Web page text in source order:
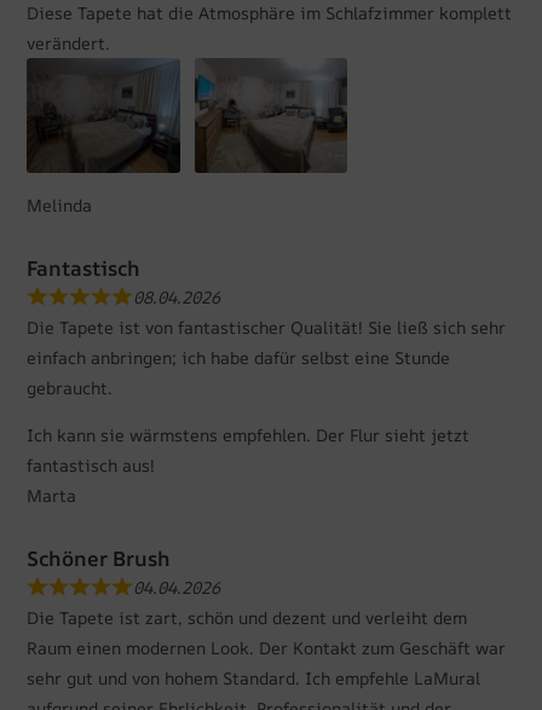
Diese Tapete hat die Atmosphäre im Schlafzimmer komplett
verändert.
Melinda
Fantastisch
08.04.2026
Die Tapete ist von fantastischer Qualität! Sie ließ sich sehr
einfach anbringen; ich habe dafür selbst eine Stunde
gebraucht.
Ich kann sie wärmstens empfehlen. Der Flur sieht jetzt
fantastisch aus!
Marta
Schöner Brush
04.04.2026
Die Tapete ist zart, schön und dezent und verleiht dem
Raum einen modernen Look. Der Kontakt zum Geschäft war
sehr gut und von hohem Standard. Ich empfehle LaMural